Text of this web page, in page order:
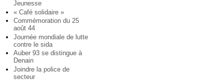
Jeunesse
« Café solidaire »
Commémoration du 25
août 44
Journée mondiale de lutte
contre le sida
Auber 93 se distingue à
Denain
Joindre la police de
secteur